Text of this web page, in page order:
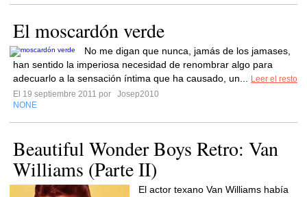
El moscardón verde
No me digan que nunca, jamás de los jamases,
han sentido la imperiosa necesidad de renombrar algo para
adecuarlo a la sensación íntima que ha causado, un...
Leer el resto
El 19 septiembre 2011 por
Josep2010
NONE
Beautiful Wonder Boys Retro: Van
Williams (Parte II)
El actor texano Van Williams había